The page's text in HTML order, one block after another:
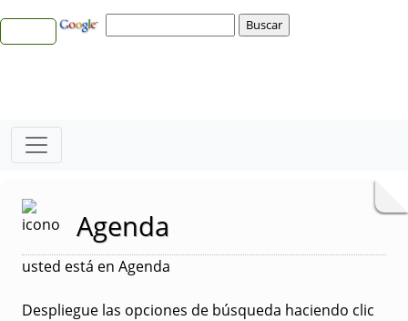
Agenda
usted está en Agenda
Despliegue las opciones de búsqueda haciendo clic